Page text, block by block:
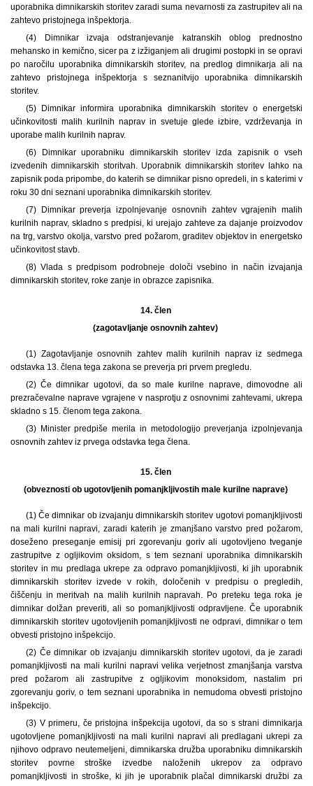
uporabnika dimnikarskih storitev zaradi suma nevarnosti za zastrupitev ali na
zahtevo pristojnega inšpektorja.
(4) Dimnikar izvaja odstranjevanje katranskih oblog prednostno
mehansko in kemično, sicer pa z izžiganjem ali drugimi postopki in se opravi
po naročilu uporabnika dimnikarskih storitev, na predlog dimnikarja ali na
zahtevo pristojnega inšpektorja s seznanitvijo uporabnika dimnikarskih
storitev.
(5) Dimnikar informira uporabnika dimnikarskih storitev o energetski
učinkovitosti malih kurilnih naprav in svetuje glede izbire, vzdrževanja in
uporabe malih kurilnih naprav.
(6) Dimnikar uporabniku dimnikarskih storitev izda zapisnik o vseh
izvedenih dimnikarskih storitvah. Uporabnik dimnikarskih storitev lahko na
zapisnik poda pripombe, do katerih se dimnikar pisno opredeli, in s katerimi v
roku 30 dni seznani uporabnika dimnikarskih storitev.
(7) Dimnikar preverja izpolnjevanje osnovnih zahtev vgrajenih malih
kurilnih naprav, skladno s predpisi, ki urejajo zahteve za dajanje proizvodov
na trg, varstvo okolja, varstvo pred požarom, graditev objektov in energetsko
učinkovitost stavb.
(8) Vlada s predpisom podrobneje določi vsebino in način izvajanja
dimnikarskih storitev, roke zanje in obrazce zapisnika.
14. člen
(zagotavljanje osnovnih zahtev)
(1) Zagotavljanje osnovnih zahtev malih kurilnih naprav iz sedmega
odstavka 13. člena tega zakona se preverja pri prvem pregledu.
(2) Če dimnikar ugotovi, da so male kurilne naprave, dimovodne ali
prezračevalne naprave vgrajene v nasprotju z osnovnimi zahtevami, ukrepa
skladno s 15. členom tega zakona.
(3) Minister predpiše merila in metodologijo preverjanja izpolnjevanja
osnovnih zahtev iz prvega odstavka tega člena.
15. člen
(obveznosti ob ugotovljenih pomanjkljivostih male kurilne naprave)
(1) Če dimnikar ob izvajanju dimnikarskih storitev ugotovi pomanjkljivosti
na mali kurilni napravi, zaradi katerih je zmanjšano varstvo pred požarom,
doseženo preseganje emisij pri zgorevanju goriv ali ugotovljeno tveganje
zastrupitve z ogljikovim oksidom, s tem seznani uporabnika dimnikarskih
storitev in mu predlaga ukrepe za odpravo pomanjkljivosti, ki jih uporabnik
dimnikarskih storitev izvede v rokih, določenih v predpisu o pregledih,
čiščenju in meritvah na malih kurilnih napravah. Po preteku tega roka je
dimnikar dolžan preveriti, ali so pomanjkljivosti odpravljene. Če uporabnik
dimnikarskih storitev ugotovljenih pomanjkljivosti ne odpravi, dimnikar o tem
obvesti pristojno inšpekcijo.
(2) Če dimnikar ob izvajanju dimnikarskih storitev ugotovi, da je zaradi
pomanjkljivosti na mali kurilni napravi velika verjetnost zmanjšanja varstva
pred požarom ali zastrupitve z ogljikovim monoksidom, nastalim pri
zgorevanju goriv, o tem seznani uporabnika in nemudoma obvesti pristojno
inšpekcijo.
(3) V primeru, če pristojna inšpekcija ugotovi, da so s strani dimnikarja
ugotovljene pomanjkljivosti na mali kurilni napravi ali predlagani ukrepi za
njihovo odpravo neutemeljeni, dimnikarska družba uporabniku dimnikarskih
storitev povrne stroške izvedbe naloženih ukrepov za odpravo
pomanjkljivosti in stroške, ki jih je uporabnik plačal dimnikarski družbi za